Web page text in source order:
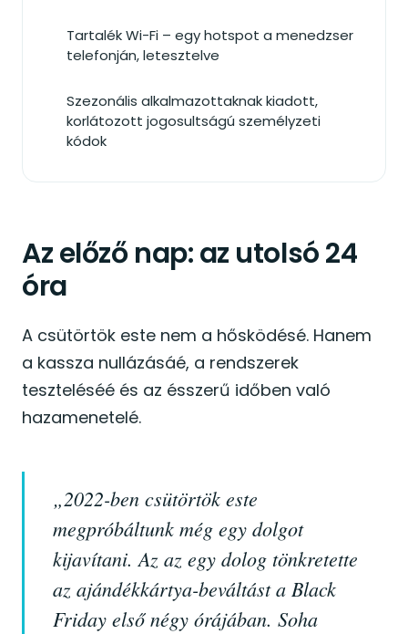
Tartalék Wi-Fi – egy hotspot a menedzser
telefonján, letesztelve
Szezonális alkalmazottaknak kiadott,
korlátozott jogosultságú személyzeti
kódok
Az előző nap: az utolsó 24
óra
A csütörtök este nem a hősködésé. Hanem
a kassza nullázásáé, a rendszerek
teszteléséé és az ésszerű időben való
hazamenetelé.
„2022-ben csütörtök este
megpróbáltunk még egy dolgot
kijavítani. Az az egy dolog tönkretette
az ajándékkártya-beváltást a Black
Friday első négy órájában. Soha